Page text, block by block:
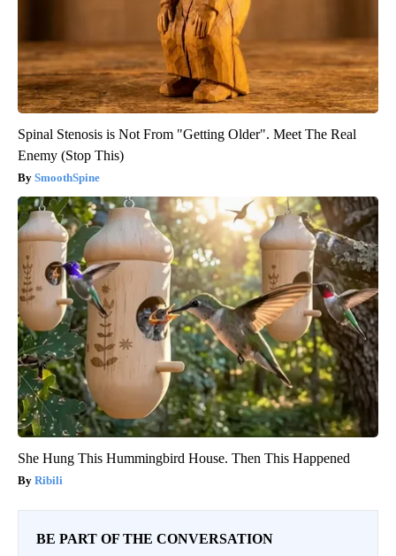
Spinal Stenosis is Not From "Getting Older". Meet The Real
Enemy (Stop This)
SmoothSpine
She Hung This Hummingbird House. Then This Happened
Ribili
BE PART OF THE CONVERSATION